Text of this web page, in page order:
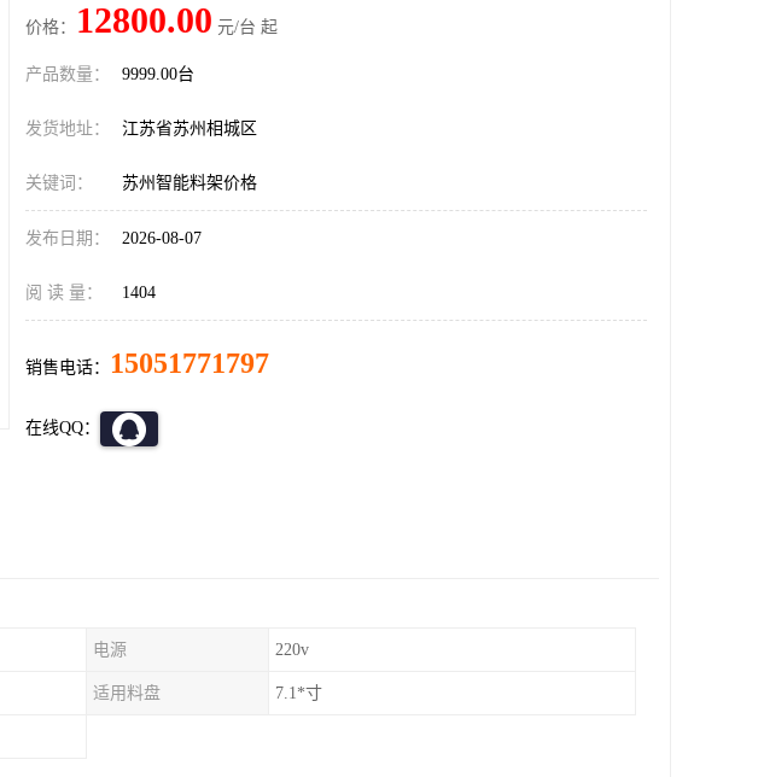
价格： 12800.00 元/台 起
产品数量： 9999.00台
发货地址： 江苏省苏州相城区
关键词： 苏州智能料架价格
发布日期： 2026-08-07
阅 读 量： 1404
销售电话： 15051771797
在线QQ：
电源 220v
适用料盘 7.1*寸